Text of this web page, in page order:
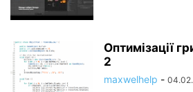
Оптимізації
2
maxwelhelp -